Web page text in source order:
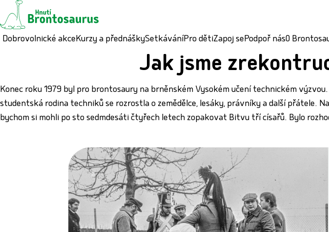
Dobrovolnické akceKurzy a přednáškySetkáváníPro dětiZapoj sePodpoř násO
Jak jsme
Konec roku 1979 byl pro brontosaury na brněnském Vysokém učení technickém
studentská rodina techniků se rozrostla o zemědělce, lesáky, právníky a další přátele.
bychom si mohli po sto sedmdesáti čtyřech letech zopakovat Bitvu tří císařů. Bylo